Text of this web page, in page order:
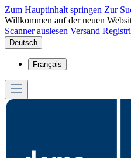
Zum Hauptinhalt springen Zur
Willkommen auf der neuen
Scanner auslesen Versand
Deutsch
Français